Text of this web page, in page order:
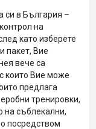
си в България –
на
като изберете
пакет, Вие
вече са
които Вие може
предлага
тренировки,
на съблекални,
посредством